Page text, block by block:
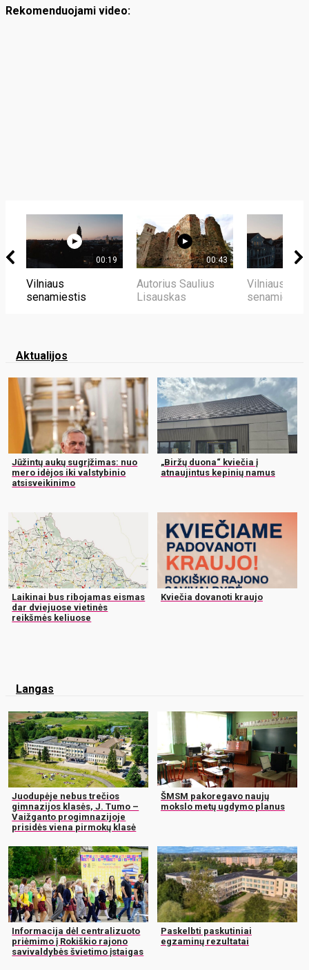
Rekomenduojami video:
00:19
Vilniaus
senamiestis
00:43
Autorius Saulius
Lisauskas
Vilniaus
senamiestis
Aktualijos
Jūžintų aukų sugrįžimas: nuo
mero idėjos iki valstybinio
atsisveikinimo
„Biržų duona“ kviečia į
atnaujintus kepinių namus
Laikinai bus ribojamas eismas
dar dviejuose vietinės
reikšmės keliuose
Kviečia dovanoti kraujo
Langas
Juodupėje nebus trečios
gimnazijos klasės, J. Tumo –
Vaižganto progimnazijoje
prisidės viena pirmokų klasė
ŠMSM pakoregavo naujų
mokslo metų ugdymo planus
Informacija dėl centralizuoto
priėmimo į Rokiškio rajono
savivaldybės švietimo įstaigas
Paskelbti paskutiniai
egzaminų rezultatai